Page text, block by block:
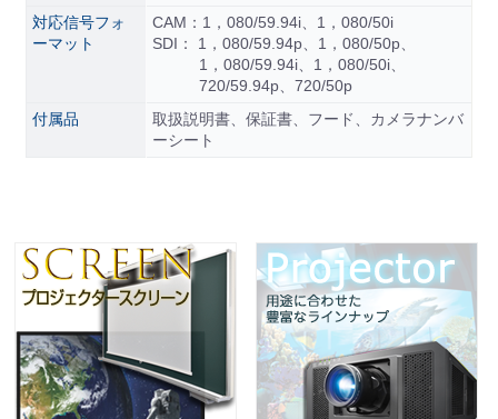
対応信号フォ
ーマット
CAM：1，080/59.94i、1，080/50i
SDI： 1，080/59.94p、1，080/50p、
1，080/59.94i、1，080/50i、
720/59.94p、720/50p
付属品
取扱説明書、保証書、フード、カメラナンバ
ーシート